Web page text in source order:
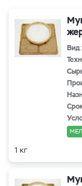
Вид
1 кг